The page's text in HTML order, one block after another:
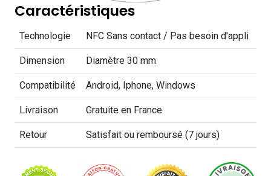
Caractéristiques
Technologie NFC Sans contact / Pas besoin d'appli
Dimension Diamètre 30 mm
Compatibilité Android, Iphone, Windows
Livraison Gratuite en France
Retour Satisfait ou remboursé (7 jours)